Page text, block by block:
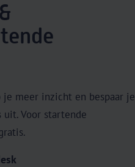
je meer inzicht en bespaar je
uit. Voor startende